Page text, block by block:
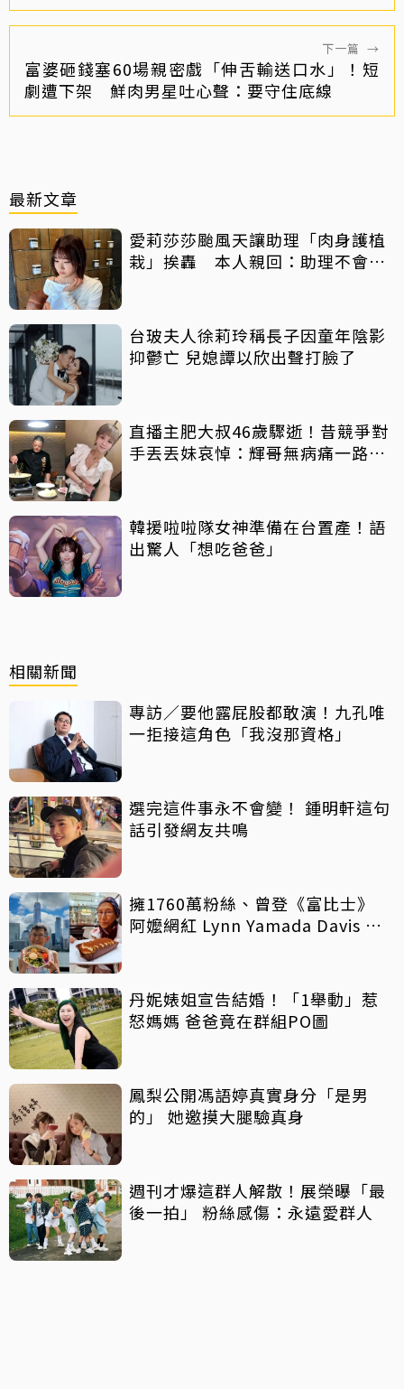
下一篇 →
富婆砸錢塞60場親密戲「伸舌輸送口水」！短
劇遭下架 鮮肉男星吐心聲：要守住底線
最新文章
愛莉莎莎颱風天讓助理「肉身護植
栽」挨轟 本人親回：助理不會被
台玻夫人徐莉玲稱長子因童年陰影
抑鬱亡 兒媳譚以欣出聲打臉了
直播主肥大叔46歲驟逝！昔競爭對
手丟丟妹哀悼：輝哥無病痛一路好
韓援啦啦隊女神準備在台置產！語
出驚人「想吃爸爸」
相關新聞
專訪／要他露屁股都敢演！九孔唯
一拒接這角色「我沒那資格」
選完這件事永不會變！ 鍾明軒這句
話引發網友共鳴
擁1760萬粉絲、曾登《富比士》
阿嬤網紅 Lynn Yamada Davis 驚
丹妮婊姐宣告結婚！「1舉動」惹
怒媽媽 爸爸竟在群組PO圖
鳳梨公開馮語婷真實身分「是男
的」 她邀摸大腿驗真身
週刊才爆這群人解散！展榮曝「最
後一拍」 粉絲感傷：永遠愛群人